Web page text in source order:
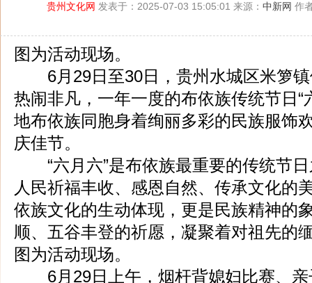
贵州文化网 发表于：2025-07-03 15:05:01 来源： 中新网 作
图为活动现场。
6月29日至30日，贵州水城区米箩镇
热闹非凡，一年一度的布依族传统节日“
地布依族同胞身着绚丽多彩的民族服饰
庆佳节。
“六月六”是布依族最重要的传统节日
人民祈福丰收、感恩自然、传承文化的
依族文化的生动体现，更是民族精神的
顺、五谷丰登的祈愿，凝聚着对祖先的
图为活动现场。
6月29日上午，烟杆背媳妇比赛、亲